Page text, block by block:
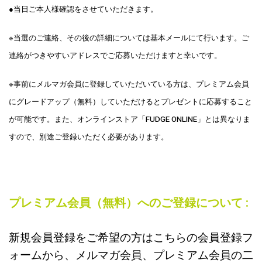
●当日ご本人様確認をさせていただきます。
※当選のご連絡、その後の詳細については基本メールにて行います。ご
連絡がつきやすいアドレスでご応募いただけますと幸いです。
※事前にメルマガ会員に登録していただいている方は、プレミアム会員
にグレードアップ（無料）していただけるとプレゼントに応募すること
が可能です。また、オンラインストア「FUDGE ONLINE」とは異なりま
すので、別途ご登録いただく必要があります。
プレミアム会員（無料）へのご登録について :
新規会員登録をご希望の方はこちらの会員登録フ
ォームから、メルマガ会員、プレミアム会員の二